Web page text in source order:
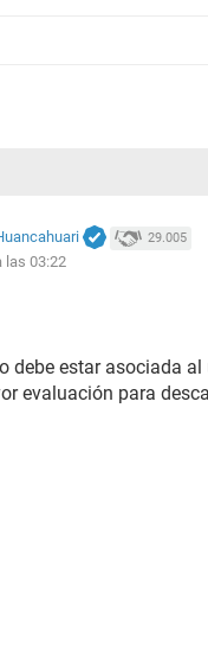
29.005
las 03:22
debe estar asociada
evaluación para